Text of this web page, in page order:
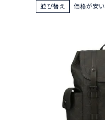
並び替え 価格が安